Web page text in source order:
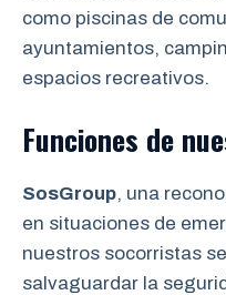
como piscinas de
ayuntamientos,
espacios recreativos.
Funciones de
SosGroup, una
en situaciones de
nuestros socorristas
salvaguardar la